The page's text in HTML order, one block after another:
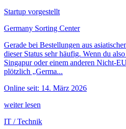
Startup vorgestellt
Germany Sorting Center
Gerade bei Bestellungen aus
dieser Status sehr häufig. Wenn du
Singapur oder einem anderen Nicht-
plötzlich „Germa...
Online seit: 14. März 2026
weiter lesen
IT / Technik